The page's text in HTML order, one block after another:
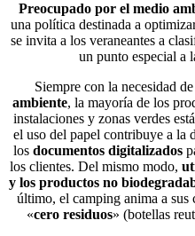
Preocupado por el medio
una política destinada a
se invita a los veraneantes a
un punto especial a
Siempre con la necesidad
ambiente, la mayoría de los
instalaciones y zonas verdes
el uso del papel contribuye a la
los documentos digitalizados
los clientes. Del mismo modo,
y los productos no
último, el camping anima a sus
«cero residuos» (botellas